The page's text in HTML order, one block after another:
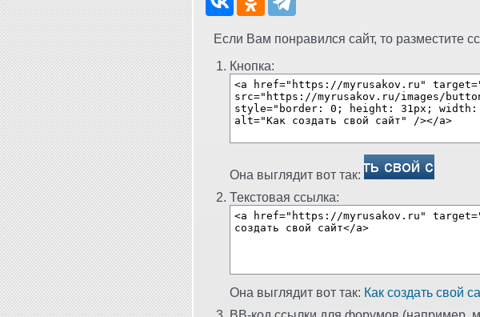
Если Вам понравился сайт, то разместите
Кнопка:
Она выглядит вот так:
Текстовая ссылка:
Она выглядит вот так: Как создать свой